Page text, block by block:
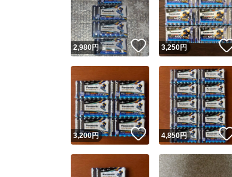
2,980円 いいね！
3,250円
3,200円 いいね！
4,850円